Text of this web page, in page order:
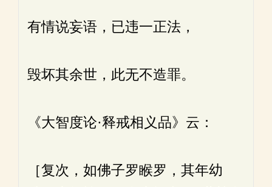
有情说妄语，已违一正法，
毁坏其余世，此无不造罪。
《大智度论·释戒相义品》云：
［复次，如佛子罗睺罗，其年幼